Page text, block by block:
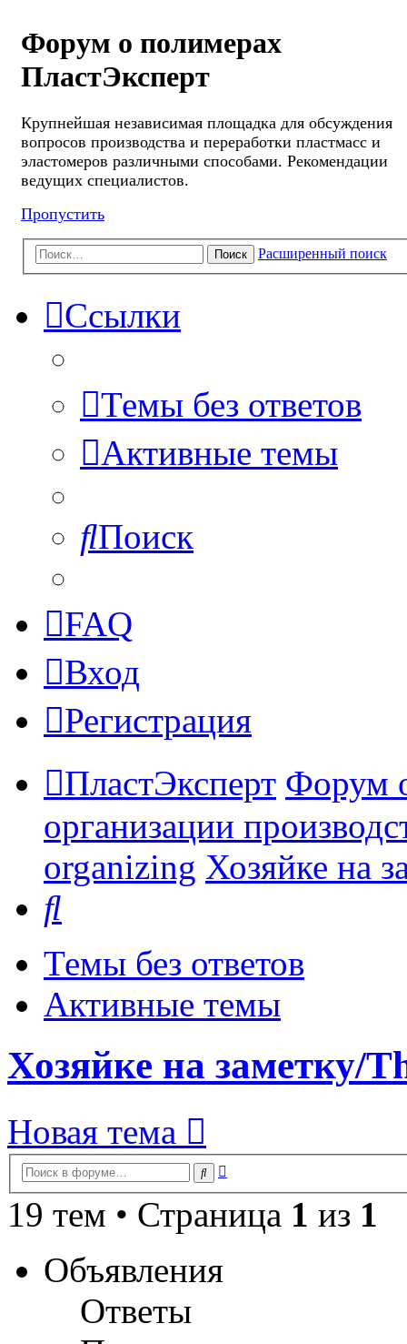
Форум о полимерах
ПластЭксперт
Крупнейшая независимая площадка для обсуждения
вопросов производства и переработки пластмасс и
эластомеров различными способами. Рекомендации
ведущих специалистов.
Пропустить
Поиск Расширенный поиск
Ссылки
Темы без ответов
Активные темы
Поиск
FAQ
Вход
Регистрация
ПластЭксперт Форум
организации
organizing Хозяйке на
Темы без ответов
Активные темы
Хозяйке на заметку/
Новая тема
Поиск
19 тем • Страница 1 из 1
Объявления
Ответы